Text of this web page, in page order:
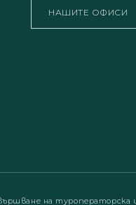
НАШИТЕ ОФИСИ
на